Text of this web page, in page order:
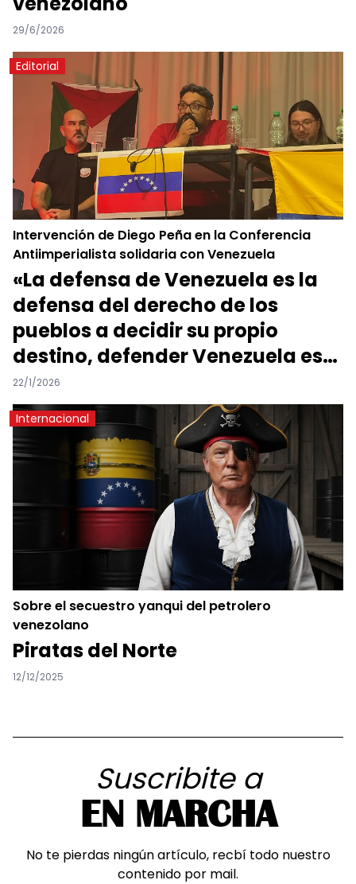
29/6/2026
Editorial
Intervención de Diego Peña en la Conferencia
Antiimperialista solidaria con Venezuela
«La defensa de Venezuela es la
defensa del derecho de los
pueblos a decidir su propio
destino, defender Venezuela es
defender América Latina»
22/1/2026
Internacional
Sobre el secuestro yanqui del petrolero
venezolano
Piratas del Norte
12/12/2025
Suscribite a
EN MARCHA
No te pierdas ningún artículo, recbí todo nuestro
contenido por mail.